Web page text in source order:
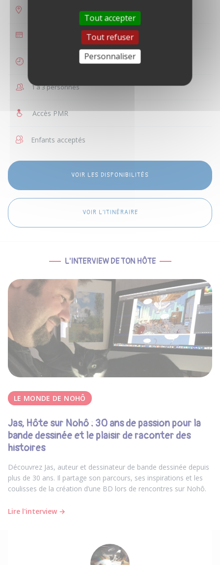
1 à 3 personnes
Accès PMR
Enfants acceptés
VOIR LES DISPONIBILITÉS
VOIR L'ITINÉRAIRE
L'INTERVIEW DE TON HÔTE
LE MONDE DE NOHÔ
Jas, Hôte sur Nohô : 30 ans de passion pour la
bande dessinée et le plaisir de raconter des
histoires
Découvrez Jas, auteur et dessinateur de bande dessinée depuis
plus de 30 ans. Il partage son parcours, ses inspirations et les
coulisses de la création d’une BD lors de rencontres sur Nohô.
Lire l'interview →
Tout accepter
Tout refuser
Personnaliser